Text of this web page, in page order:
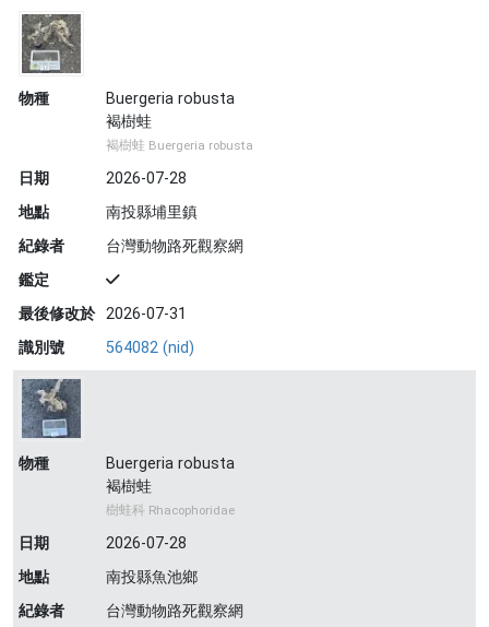
物種
Buergeria robusta
褐樹蛙
褐樹蛙 Buergeria robusta
日期
2026-07-28
地點
南投縣埔里鎮
紀錄者
台灣動物路死觀察網
鑑定
最後修改於 2026-07-31
識別號
564082 (nid)
物種
Buergeria robusta
褐樹蛙
樹蛙科 Rhacophoridae
日期
2026-07-28
地點
南投縣魚池鄉
紀錄者
台灣動物路死觀察網